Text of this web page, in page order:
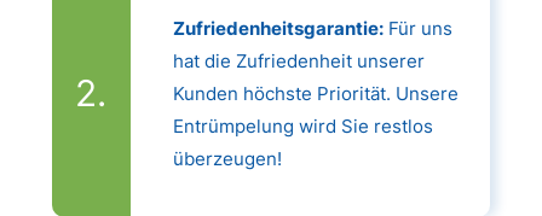
Zufriedenheitsgarantie:Für uns
hat die Zufriedenheit unserer
Kunden höchste Priorität. Unsere
Entrümpelung wird Sie restlos
überzeugen!